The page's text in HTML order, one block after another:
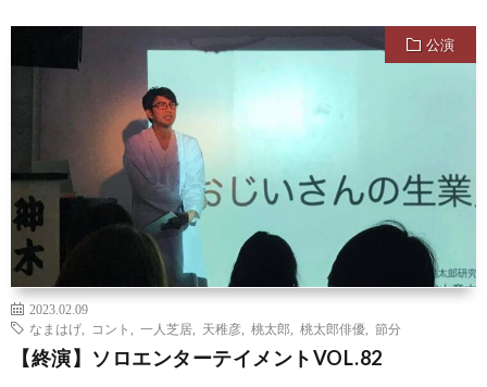
公演
2023.02.09
なまはげ
コント 一人芝居 天稚彦 桃太郎 桃太郎俳優 節分
【終演】ソロエンターテイメントVOL.82